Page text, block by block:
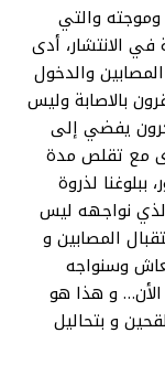
وموجته والتي
في الانتشار، أدى
والدخول
بالاصابة وليس
يفضي إلى
مع تقلص مدة
لذروة
نواجهه ليس
المصابين و
وسنواجه
الأن… و هذا هو
و بتحاليل